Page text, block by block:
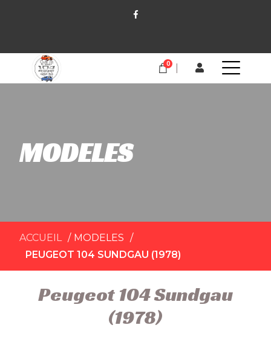
0
MODELES
ACCUEIL
MODELES
PEUGEOT 104 SUNDGAU (1978)
Peugeot 104 Sundgau
(1978)